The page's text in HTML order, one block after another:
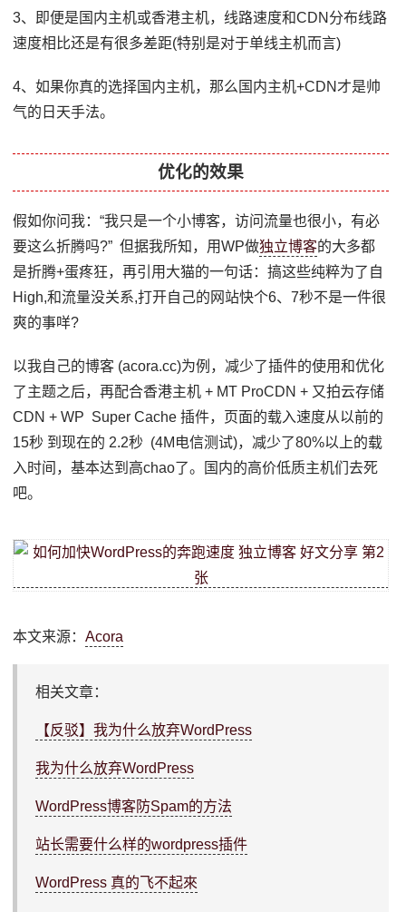
3、即便是国内主机或香港主机，线路速度和CDN分布线路
速度相比还是有很多差距(特别是对于单线主机而言)
4、如果你真的选择国内主机，那么国内主机+CDN才是帅
气的日天手法。
优化的效果
假如你问我：“我只是一个小博客，访问流量也很小，有必
要这么折腾吗?” 但据我所知，用WP做独立博客的大多都
是折腾+蛋疼狂，再引用大猫的一句话：搞这些纯粹为了自
High,和流量没关系,打开自己的网站快个6、7秒不是一件很
爽的事咩?
以我自己的博客 (acora.cc)为例，减少了插件的使用和优化
了主题之后，再配合香港主机 + MT ProCDN + 又拍云存储
CDN + WP Super Cache 插件，页面的载入速度从以前的
15秒 到现在的 2.2秒 (4M电信测试)，减少了80%以上的载
入时间，基本达到高chao了。国内的高价低质主机们去死
吧。
本文来源：Acora
相关文章：
【反驳】我为什么放弃WordPress
我为什么放弃WordPress
WordPress博客防Spam的方法
站长需要什么样的wordpress插件
WordPress 真的飞不起來